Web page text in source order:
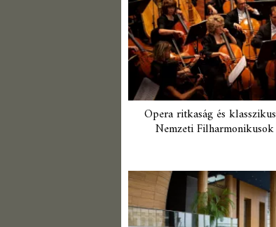
Opera ritkaság és
Nemzeti